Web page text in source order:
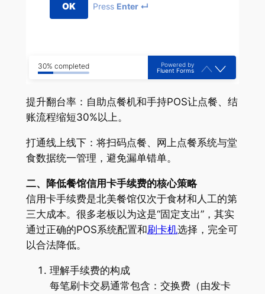
OK Press Enter ↵
30% completed
Powered by
Fluent Forms
提升翻台率：自助点餐机和手持POS让点餐、结
账流程缩短30%以上。
打通线上线下：将扫码点餐、网上点餐系统与堂
食数据统一管理，避免漏单错单。
二、降低餐馆信用卡手续费的核心策略
信用卡手续费是北美餐馆仅次于食材和人工的第
三大成本。很多老板以为这是“固定支出”，其实
通过正确的POS系统配置和刷卡机选择，完全可
以合法降低。
理解手续费的构成
每笔刷卡交易通常包含：交换费（由发卡